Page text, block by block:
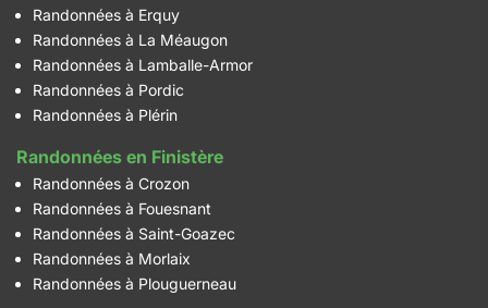
Randonnées à Erquy
Randonnées à La Méaugon
Randonnées à Lamballe-Armor
Randonnées à Pordic
Randonnées à Plérin
Randonnées en Finistère
Randonnées à Crozon
Randonnées à Fouesnant
Randonnées à Saint-Goazec
Randonnées à Morlaix
Randonnées à Plouguerneau